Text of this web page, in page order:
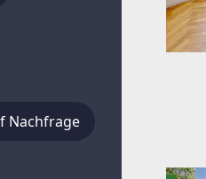
Nachfrage